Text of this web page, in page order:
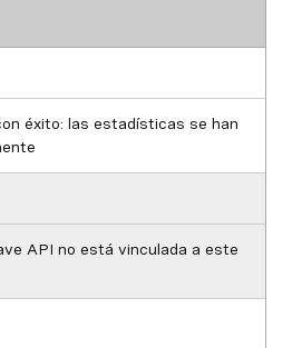
éxito: las estadísticas se han
API no está vinculada a este